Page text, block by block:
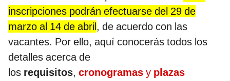
inscripciones podrán efectuarse del 29 de
marzo al 14 de abril, de acuerdo con las
vacantes. Por ello, aquí conocerás todos los
detalles acerca de
los requisitos, cronogramas y plazas